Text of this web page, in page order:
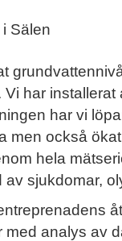
Sälen
har
har vi
men också
hela
sjukdomar,
med analys av